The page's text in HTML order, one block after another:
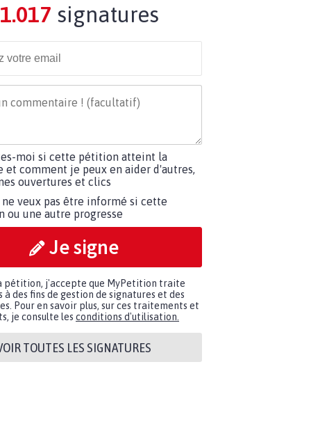
signatures
moi si cette pétition atteint la
et comment je peux en aider d'autres,
ouvertures et clics
ne veux pas être informé si cette
ou une autre progresse
Je signe
pétition, j'accepte que MyPetition traite
à des fins de gestion de signatures et des
Pour en savoir plus, sur ces traitements et
je consulte les conditions d'utilisation.
TOUTES LES SIGNATURES